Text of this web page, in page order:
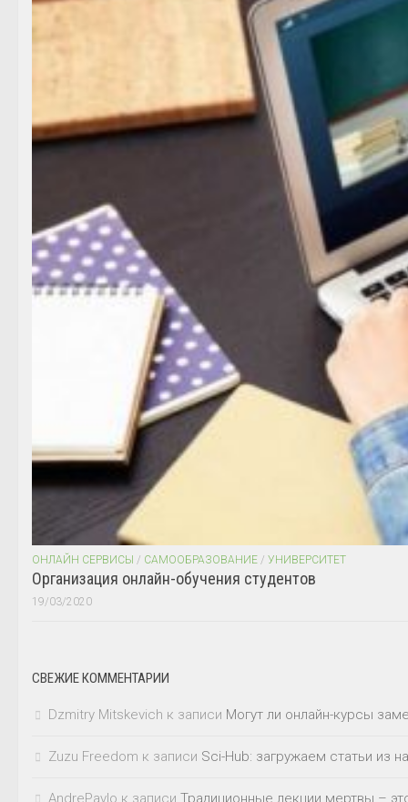
ОНЛАЙН СЕРВИСЫ / САМООБРАЗОВАНИЕ / УНИВЕРСИТЕТ
Организация онлайн-обучения студентов
19/03/2020
СВЕЖИЕ КОММЕНТАРИИ
Dzmitry Mitskevich к записи Могут ли онлайн-курсы
Zuzu Freedom к записи Sci-Hub: загружаем статьи из
AndrePavlo к записи Традиционные лекции мертвы –